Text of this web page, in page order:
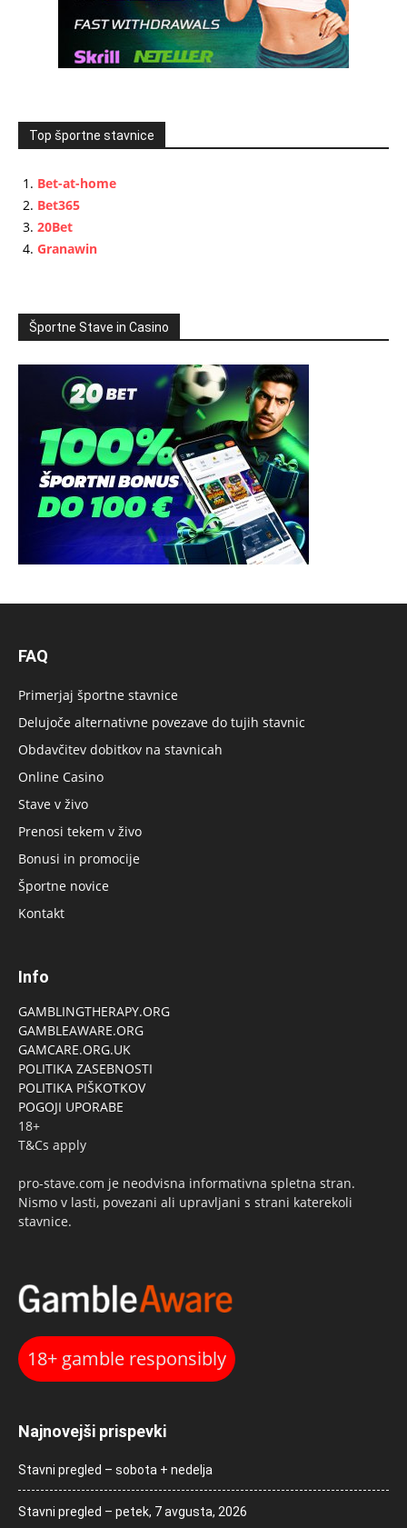
Top športne stavnice
Bet-at-home
Bet365
20Bet
Granawin
Športne Stave in Casino
FAQ
Primerjaj športne stavnice
Delujoče alternativne povezave do tujih stavnic
Obdavčitev dobitkov na stavnicah
Online Casino
Stave v živo
Prenosi tekem v živo
Bonusi in promocije
Športne novice
Kontakt
Info
GAMBLINGTHERAPY.ORG
GAMBLEAWARE.ORG
GAMCARE.ORG.UK
POLITIKA ZASEBNOSTI
POLITIKA PIŠKOTKOV
POGOJI UPORABE
18+
T&Cs apply
pro-stave.com je neodvisna informativna spletna stran.
Nismo v lasti, povezani ali upravljani s strani katerekoli
stavnice.
18+ gamble responsibly
Najnovejši prispevki
Stavni pregled – sobota + nedelja
Stavni pregled – petek, 7 avgusta, 2026